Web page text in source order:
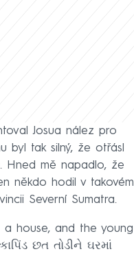
Josua nález pro
byl tak silný, že otřásl
Hned mě napadlo, že
někdo hodil v takovém
Severní Sumatra.
house, and the young
છત તોડીને ઘરમાં